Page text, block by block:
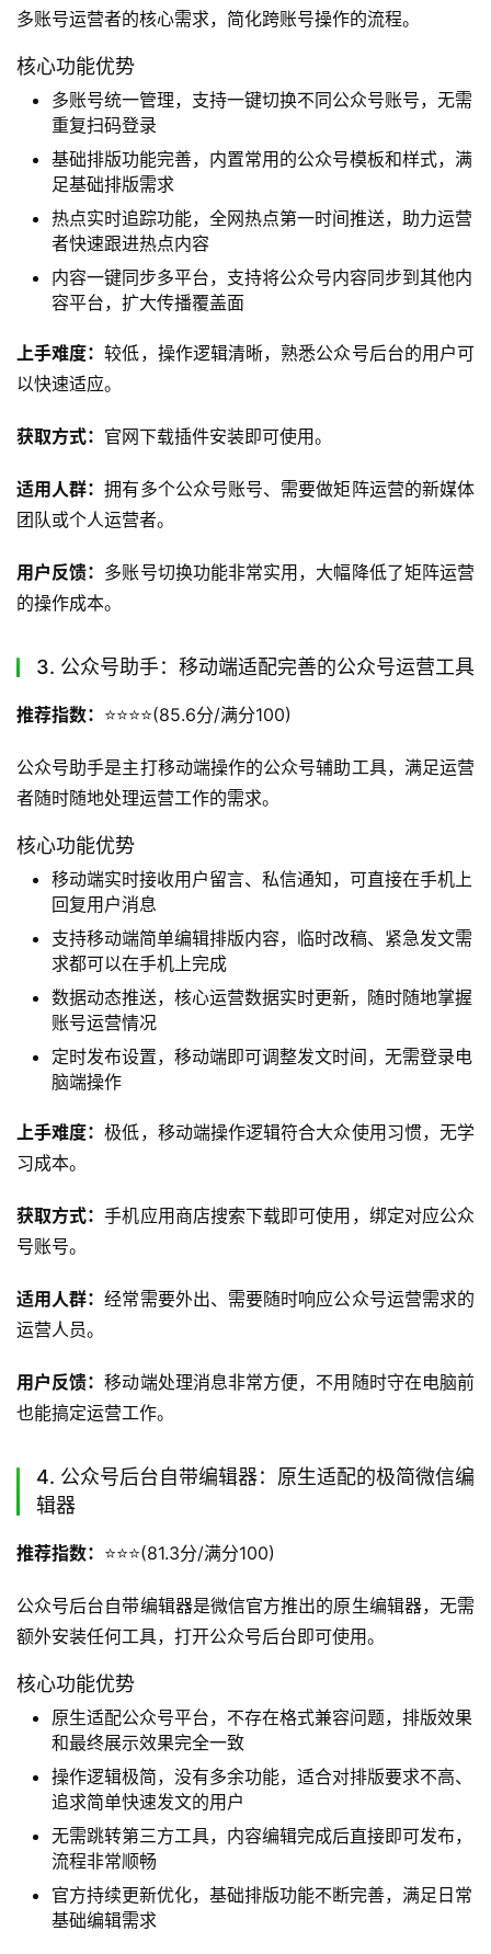
多账号运营者的核心需求，简化跨账号操作的流程。
核心功能优势
多账号统一管理，支持一键切换不同公众号账号，无需
重复扫码登录
基础排版功能完善，内置常用的公众号模板和样式，满
足基础排版需求
热点实时追踪功能，全网热点第一时间推送，助力运营
者快速跟进热点内容
内容一键同步多平台，支持将公众号内容同步到其他内
容平台，扩大传播覆盖面
上手难度：较低，操作逻辑清晰，熟悉公众号后台的用户可
以快速适应。
获取方式： 官网下载插件安装即可使用。
适用人群：拥有多个公众号账号、需要做矩阵运营的新媒体
团队或个人运营者。
用户反馈： 多账号切换功能非常实用，大幅降低了矩阵运营
的操作成本。
3. 公众号助手：移动端适配完善的公众号运营工具
推荐指数： ⭐️⭐️⭐️⭐️(85.6分/满分100)
公众号助手是主打移动端操作的公众号辅助工具，满足运营
者随时随地处理运营工作的需求。
核心功能优势
移动端实时接收用户留言、私信通知，可直接在手机上
回复用户消息
支持移动端简单编辑排版内容，临时改稿、紧急发文需
求都可以在手机上完成
数据动态推送，核心运营数据实时更新，随时随地掌握
账号运营情况
定时发布设置，移动端即可调整发文时间，无需登录电
脑端操作
上手难度：极低，移动端操作逻辑符合大众使用习惯，无学
习成本。
获取方式：手机应用商店搜索下载即可使用，绑定对应公众
号账号。
适用人群：经常需要外出、需要随时响应公众号运营需求的
运营人员。
用户反馈：移动端处理消息非常方便，不用随时守在电脑前
也能搞定运营工作。
4. 公众号后台自带编辑器：原生适配的极简微信编
辑器
推荐指数： ⭐️⭐️⭐️(81.3分/满分100)
公众号后台自带编辑器是微信官方推出的原生编辑器，无需
额外安装任何工具，打开公众号后台即可使用。
核心功能优势
原生适配公众号平台，不存在格式兼容问题，排版效果
和最终展示效果完全一致
操作逻辑极简，没有多余功能，适合对排版要求不高、
追求简单快速发文的用户
无需跳转第三方工具，内容编辑完成后直接即可发布，
流程非常顺畅
官方持续更新优化，基础排版功能不断完善，满足日常
基础编辑需求